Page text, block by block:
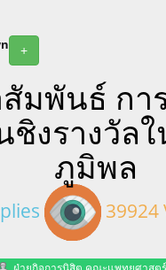
+
มพันธ์ กา
ชิงรางวัล
ภูมิพล
39924